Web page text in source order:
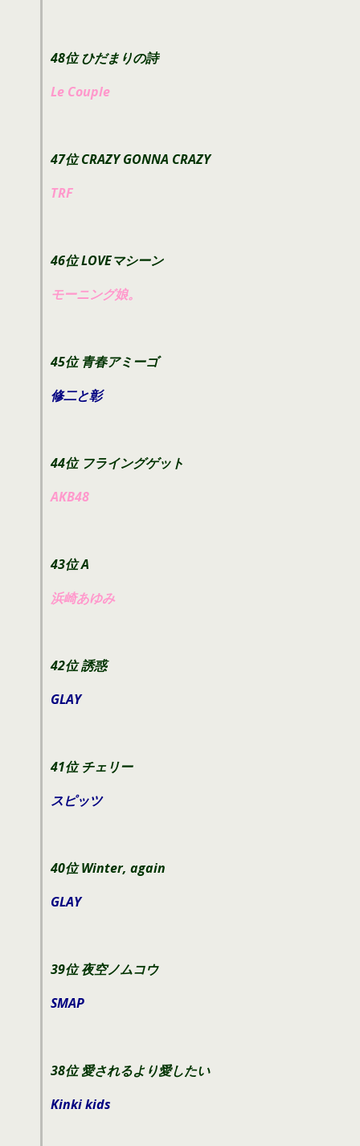
48位 ひだまりの詩
Le Couple
47位 CRAZY GONNA CRAZY
TRF
46位 LOVEマシーン
モーニング娘。
45位 青春アミーゴ
修二と彰
44位 フライングゲット
AKB48
43位 A
浜崎あゆみ
42位 誘惑
GLAY
41位 チェリー
スピッツ
40位 Winter, again
GLAY
39位 夜空ノムコウ
SMAP
38位 愛されるより愛したい
Kinki kids